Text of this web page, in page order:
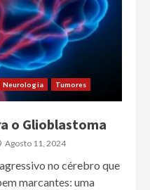
Neurologia Tumores
o Glioblastoma
Agosto 11, 2024
no cérebro que
marcantes: uma